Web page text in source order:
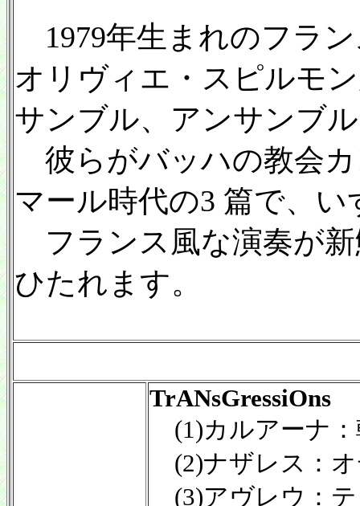
1979年生まれのフラ
オリヴィエ・スピルモ
サンブル、アンサンブ
彼らがバッハの教会カ
マール時代の3 篇で、い
フランス風な演奏が
ひたれます。
TrANsGressiOns
(1)カルアーナ
(2)ナザレス：
(3)アヴレウ：